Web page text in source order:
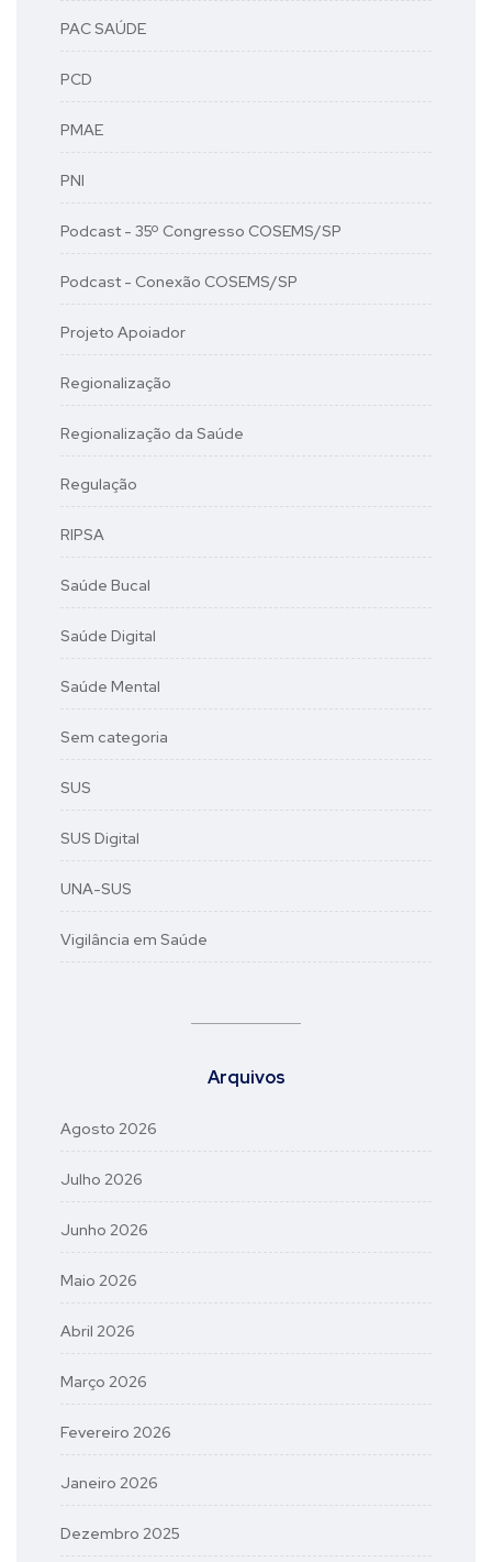
PAC SAÚDE
PCD
PMAE
PNI
Podcast - 35º Congresso COSEMS/SP
Podcast - Conexão COSEMS/SP
Projeto Apoiador
Regionalização
Regionalização da Saúde
Regulação
RIPSA
Saúde Bucal
Saúde Digital
Saúde Mental
Sem categoria
SUS
SUS Digital
UNA-SUS
Vigilância em Saúde
Arquivos
Agosto 2026
Julho 2026
Junho 2026
Maio 2026
Abril 2026
Março 2026
Fevereiro 2026
Janeiro 2026
Dezembro 2025